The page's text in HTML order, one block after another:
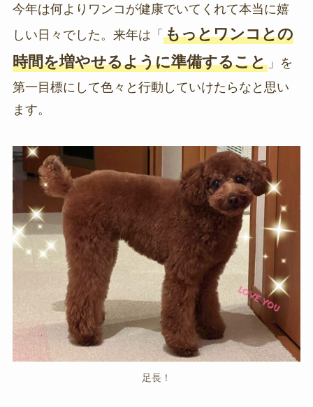
今年は何よりワンコが健康でいてくれて本当に嬉
しい日々でした。来年は「 もっとワンコとの
時間を増やせるように準備すること」を
第一目標にして色々と行動していけたらなと思い
ます。
足長！